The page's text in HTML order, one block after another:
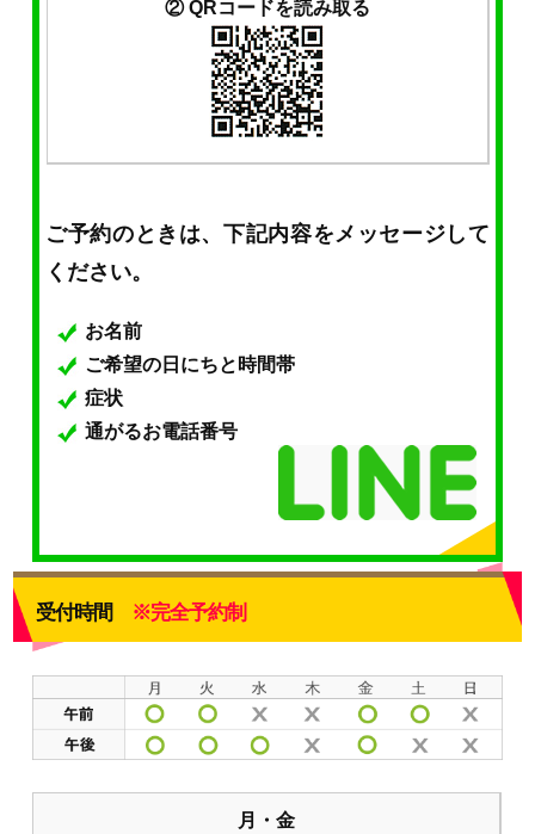
② QRコードを読み取る
ご予約のときは、下記内容をメッセージして
ください。
お名前
ご希望の日にちと時間帯
症状
通がるお電話番号
受付時間 ※完全予約制
月・金